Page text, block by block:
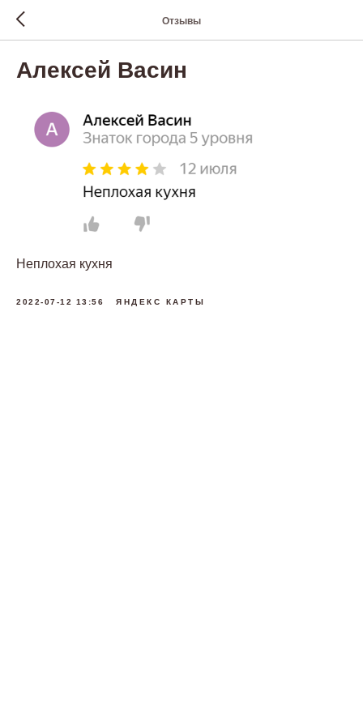
Отзывы
Алексей Васин
Неплохая кухня
2022-07-12 13:56 ЯНДЕКС КАРТЫ